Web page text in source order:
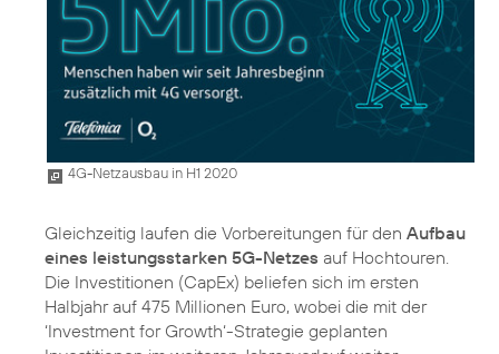
4G-Netzausbau in H1 2020
Gleichzeitig laufen die Vorbereitungen für den Aufbau
eines leistungsstarken 5G-Netzes auf Hochtouren.
Die Investitionen (CapEx) beliefen sich im ersten
Halbjahr auf 475 Millionen Euro, wobei die mit der
‘Investment for Growth‘-Strategie geplanten